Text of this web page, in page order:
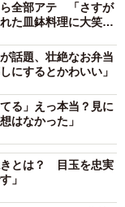
い！キズが浅いう
やったら市中引
…。今度やってみ
コンドリア水戸
…
全部アテ 「さすが
た皿鉢料理に大笑
話題、壮絶なお弁当
にするとかわいい」
る」えっ本当？見に
はなかった」
きとは？ 目玉を忠実
」